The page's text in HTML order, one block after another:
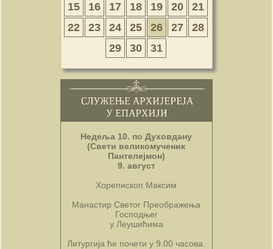
15
16 17 18 19 20
21
22
23 24 25 26 27
28
29
30 31
Недеља 10. по Духовдану
(Свети великомученик
Пантелејмон)
9. август
Хорепископ Максим
Манастир Светог Преображења
Господњег
у Леушићима
Литургија ће почети у 9.00 часова.